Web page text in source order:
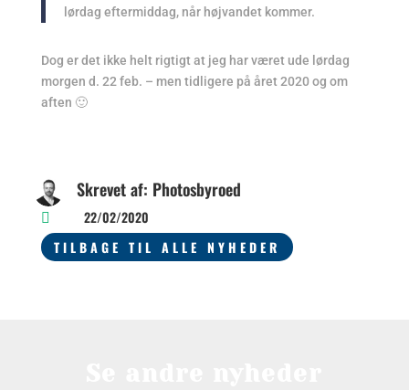
lørdag eftermiddag, når højvandet kommer.
Dog er det ikke helt rigtigt at jeg har været ude lørdag
morgen d. 22 feb. – men tidligere på året 2020 og om
aften 🙂
Skrevet af: Photosbyroed

22/02/2020
TILBAGE TIL ALLE NYHEDER